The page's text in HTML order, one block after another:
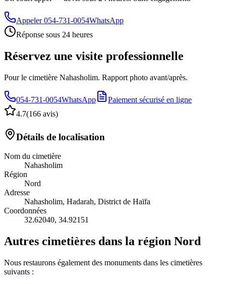
Appeler 054-731-0054WhatsApp
Réponse sous 24 heures
Réservez une visite professionnelle
Pour le cimetière Nahasholim. Rapport photo avant/après.
054-731-0054WhatsApp
Paiement sécurisé en ligne
4.7(166 avis)
Détails de localisation
Nom du cimetière
Nahasholim
Région
Nord
Adresse
Nahasholim, Hadarah, District de Haïfa
Coordonnées
32.62040, 34.92151
Autres cimetières dans la région Nord
Nous restaurons également des monuments dans les cimetières
suivants :